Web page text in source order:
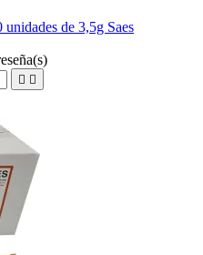
de 3,5g Saes
 